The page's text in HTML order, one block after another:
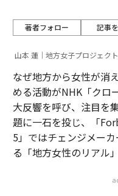
著者フォロー 記事
山本 蓮｜地方女子プロジェク
なぜ地方から女性が消
める活動がNHK「クロ
大反響を呼び、注目を
題に一石を投じ、「
5」ではチェンジメー
る「地方女性のリアル